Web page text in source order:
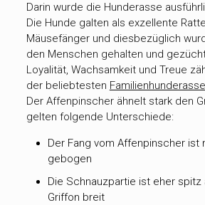
Darin wurde die Hunderasse
Die Hunde galten als exzellente
Mäusefänger und diesbezüglich
den Menschen gehalten und
Loyalität, Wachsamkeit und Treue
der beliebtesten
Der Affenpinscher ähnelt stark den
gelten folgende Unterschiede:
Der Fang vom Affenpinscher ist
gebogen
Die Schnauzpartie ist eher spitz
Griffon breit